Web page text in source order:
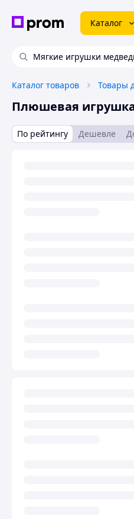
Каталог
Мягкие игрушки
Каталог товаров Товары
Плюшевая
По рейтингу Дешевле